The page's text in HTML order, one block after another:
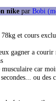
nike par Bobi
et cours
gagner a
musculaire car
secondes... ou des